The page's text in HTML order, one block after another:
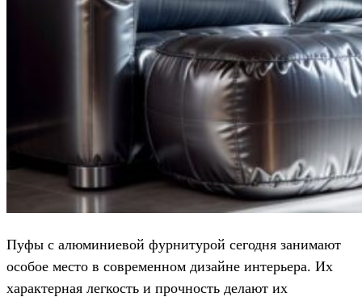
Пуфы с алюминиевой фурнитурой сегодня занимают
особое место в современном дизайне интерьера. Их
характерная легкость и прочность делают их